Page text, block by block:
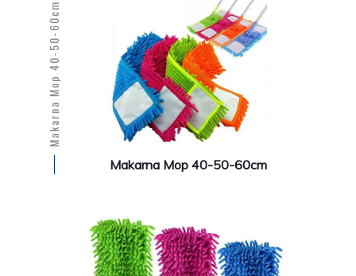
Makarna Mop 40-50-60cm
Makarna Mop 40-50-60cm